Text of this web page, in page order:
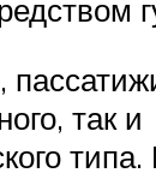
так и